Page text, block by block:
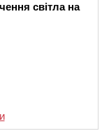
світла на